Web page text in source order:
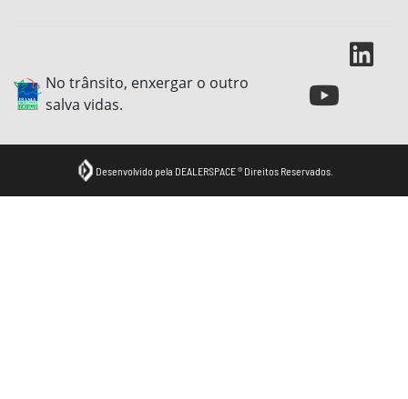
No trânsito, enxergar o outro
salva vidas.
Desenvolvido pela DEALERSPACE ® Direitos Reservados.